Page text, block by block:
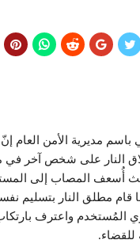
باسم مديرية الأمن العام
النار على شخص آخر في
أُسعف المصاب إلى
قام مطلق النار بتسليم
المُستخدم واعترف
للقضاء.